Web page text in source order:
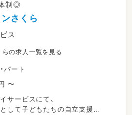
制◎
さくら
ス
の求人一覧を見る
パート
〜
サービスにて、
して子どもたちの自立支援